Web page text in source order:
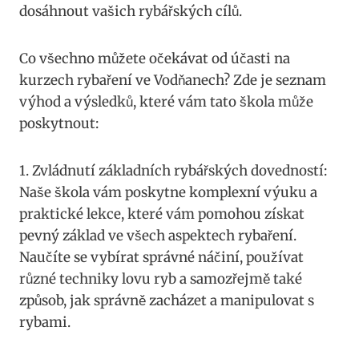
⁣dosáhnout vašich rybářských cílů.
Co všechno můžete očekávat od účasti na
kurzech rybaření ve Vodňanech? Zde je seznam
výhod⁤ a výsledků, které vám‌ tato škola‌ může
poskytnout:
1.‍ Zvládnutí‌ základních rybářských dovedností:‌
Naše ‍škola vám ​poskytne komplexní výuku a​
praktické lekce,‌ které vám pomohou získat
pevný základ ve všech aspektech rybaření.
Naučíte se vybírat správné náčiní, používat
různé techniky lovu ​ryb a samozřejmě také⁢
způsob, jak správně zacházet a manipulovat s
rybami.